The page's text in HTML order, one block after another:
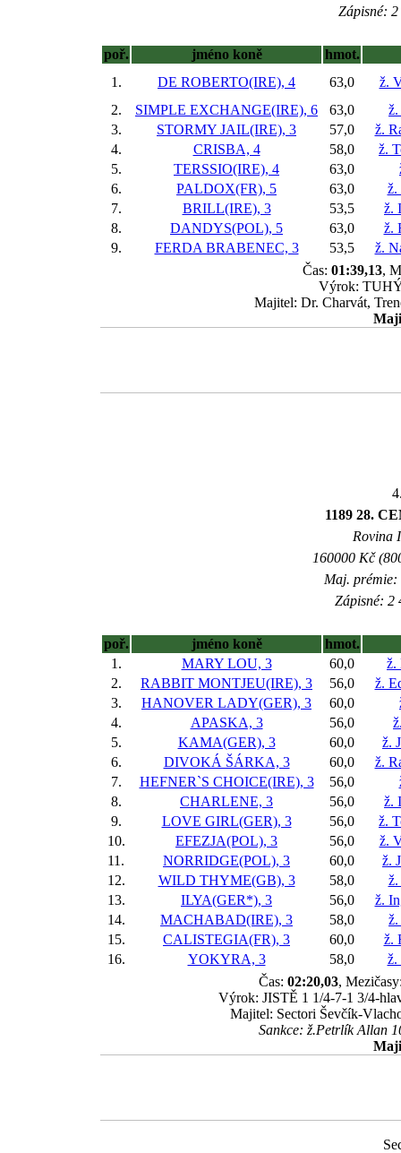
Zápisné:
poř. jméno koně
hmot.
1.
DE ROBERTO(IRE), 4 63,0
ž.
2.
SIMPLE EXCHANGE(IRE), 6 63,0
ž.
3.
STORMY JAIL(IRE), 3 57,0
ž.
4.
CRISBA, 4 58,0
ž.
5.
TERSSIO(IRE), 4 63,0
6.
PALDOX(FR), 5 63,0
ž.
7.
BRILL(IRE), 3 53,5
ž.
8.
DANDYS(POL), 5 63,0
ž.
9.
FERDA BRABENEC, 3 53,5
ž.
Čas: 01:39,13,
Výrok:
Majitel: Dr. Charvát,
1189 28.
Rovina
160000 Kč
Maj. prémie:
Zápisné: 2
poř. jméno koně
hmot.
1.
MARY LOU, 3 60,0
ž.
2.
RABBIT MONTJEU(IRE), 3 56,0
ž.
3.
HANOVER LADY(GER), 3 60,0
4.
APASKA, 3 56,0
5.
KAMA(GER), 3 60,0
ž.
6.
DIVOKÁ ŠÁRKA, 3 60,0
ž.
7.
HEFNER`S CHOICE(IRE), 3 56,0
8.
CHARLENE, 3 56,0
ž.
9.
LOVE GIRL(GER), 3 56,0
ž.
10.
EFEZJA(POL), 3 56,0
ž.
11.
NORRIDGE(POL), 3 60,0
ž.
12.
WILD THYME(GB), 3 58,0
13.
ILYA(GER*), 3 56,0
ž.
14.
MACHABAD(IRE), 3 58,0
ž.
15.
CALISTEGIA(FR), 3 60,0
ž.
16.
YOKYRA, 3 58,0
ž.
Čas: 02:20,03,
Výrok: JISTĚ 1 1/4-7-1 3/4-
Majitel: Sectori Ševčík-
Sankce: ž.Petrlík Allan